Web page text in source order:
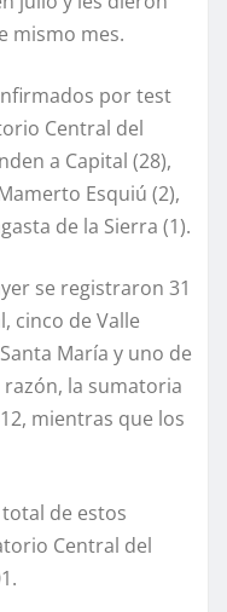
mismo mes.
por test
Central del
a Capital (28),
Esquiú (2),
de la Sierra (1).
se registraron 31
cinco de Valle
María y uno de
la sumatoria
mientras que los
total de estos
Central del